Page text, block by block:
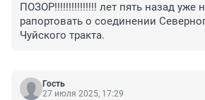
ПОЗОР!!!!!!!!!!!!!!! лет пять назад уже
рапортовать о соединении
Чуйского тракта.
Гость
27 июля 2025, 17:29